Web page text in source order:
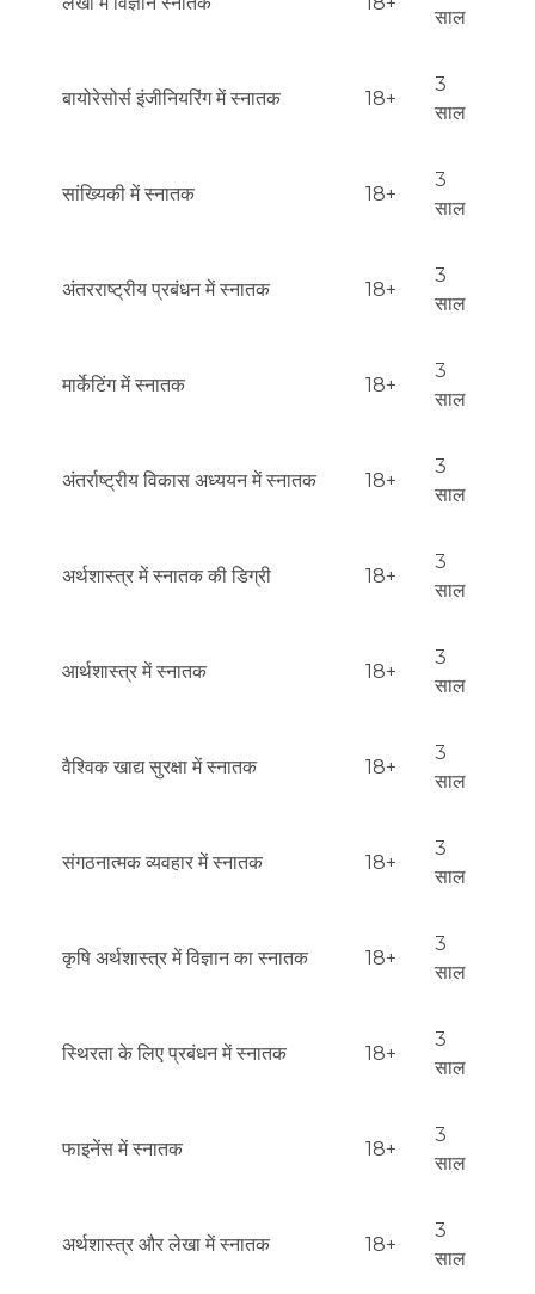
अनुभव और वैज्ञानिक पुनर्गमन का संतुलन करनी पड़ती है।
परिणाम की सूचनाएँ: बैचलर्स कार्यक्रमों के लिए आवेदन पर निर्णयों को मार्च
के अंत से मई के अंत तक भेजा जाता है। सूचनाएँ McGill Applicant
साल
बायोरेसोर्स इंजीनियरिंग में स्नातक 18+
3
साल
सांख्यिकी में स्नातक 18+
3
साल
अंतरराष्ट्रीय प्रबंधन में स्नातक 18+
3
साल
मार्केटिंग में स्नातक 18+
3
साल
अंतर्राष्ट्रीय विकास अध्ययन में स्नातक 18+
3
साल
अर्थशास्त्र में स्नातक की डिग्री 18+
3
साल
आर्थशास्त्र में स्नातक 18+
3
साल
वैश्विक खाद्य सुरक्षा में स्नातक 18+
3
साल
संगठनात्मक व्यवहार में स्नातक 18+
3
साल
कृषि अर्थशास्त्र में विज्ञान का स्नातक 18+
3
साल
स्थिरता के लिए प्रबंधन में स्नातक 18+
3
साल
फाइनेंस में स्नातक 18+
3
साल
अर्थशास्त्र और लेखा में स्नातक 18+
3
साल